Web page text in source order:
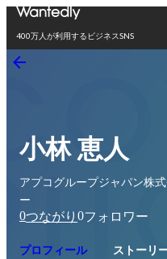
400万人が利用するビジネスSNS
小林 恵人
アプコグループジャパン株
ー
0つながり 0フォロワー
プロフィール ストーリ